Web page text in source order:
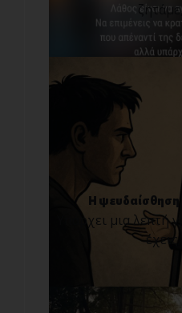
Η ψευδαίσθηση
Υπάρχει μια
έχεις